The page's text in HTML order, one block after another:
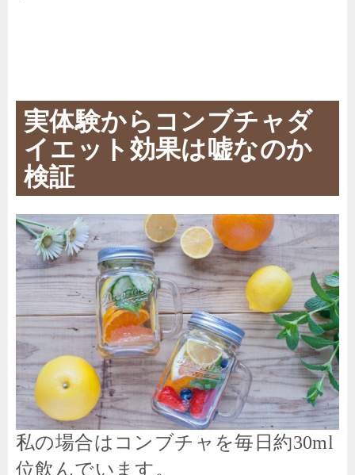
実体験からコンブチャダ
イエット 効果は嘘なのか
検証
私の場合はコンブチャを毎日約30ml
位飲んでいます。